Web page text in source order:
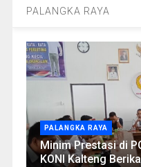
PALANGKA RAYA
PALANGKA RAYA
Minim Prestasi di
KONI Kalteng